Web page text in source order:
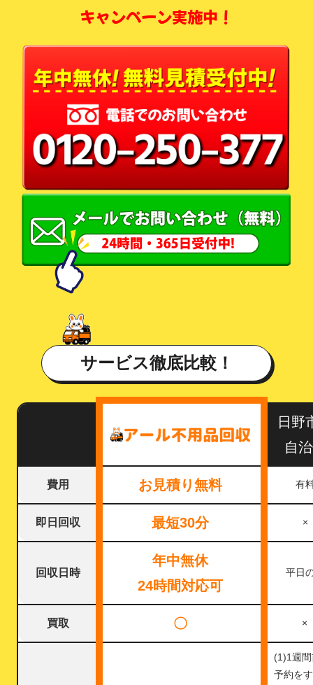
キャンペーン実施中！
サービス徹底比較！
日野
自
費用 お見積り無料 有
即日回収 最短30分 ×
回収日時
年中無休
24時間対応可
平日
買取 〇 ×
(1)1週
予約を